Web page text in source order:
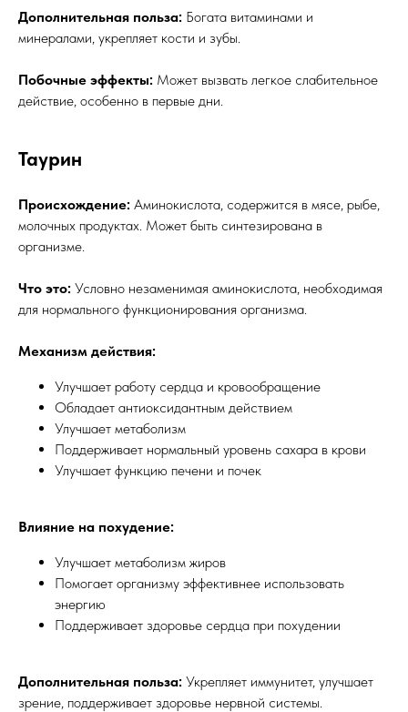
Дополнительная польза: Богата витаминами и
минералами, укрепляет кости и зубы.
Побочные эффекты: Может вызвать легкое слабительное
действие, особенно в первые дни.
Таурин
Происхождение: Аминокислота, содержится в мясе, рыбе,
молочных продуктах. Может быть синтезирована в
организме.
Что это: Условно незаменимая аминокислота, необходимая
для нормального функционирования организма.
Механизм действия:
Улучшает работу сердца и кровообращение
Обладает антиоксидантным действием
Улучшает метаболизм
Поддерживает нормальный уровень сахара в крови
Улучшает функцию печени и почек
Влияние на похудение:
Улучшает метаболизм жиров
Помогает организму эффективнее использовать
энергию
Поддерживает здоровье сердца при похудении
Дополнительная польза: Укрепляет иммунитет, улучшает
зрение, поддерживает здоровье нервной системы.